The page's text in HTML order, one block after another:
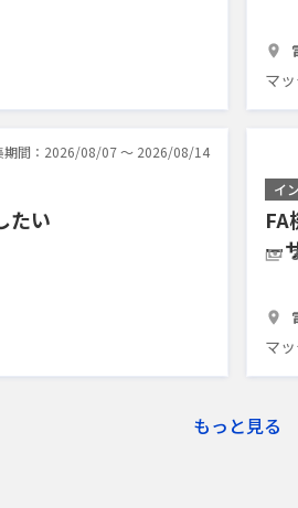
マ
期間：2026/08/07 〜 2026/08/14
たい
イ
FA
ー
マ
もっと見る